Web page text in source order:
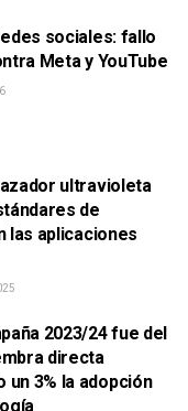
sociales: fallo
Meta y YouTube
ultravioleta
de
las aplicaciones
2023/24 fue del
directa
un 3% la adopción